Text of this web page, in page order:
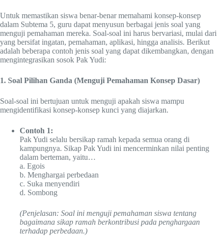
Untuk memastikan siswa benar-benar memahami konsep-konsep
dalam Subtema 5, guru dapat menyusun berbagai jenis soal yang
menguji pemahaman mereka. Soal-soal ini harus bervariasi, mulai dari
yang bersifat ingatan, pemahaman, aplikasi, hingga analisis. Berikut
adalah beberapa contoh jenis soal yang dapat dikembangkan, dengan
mengintegrasikan sosok Pak Yudi:
1. Soal Pilihan Ganda (Menguji Pemahaman Konsep Dasar)
Soal-soal ini bertujuan untuk menguji apakah siswa mampu
mengidentifikasi konsep-konsep kunci yang diajarkan.
Contoh 1:
Pak Yudi selalu bersikap ramah kepada semua orang di
kampungnya. Sikap Pak Yudi ini mencerminkan nilai penting
dalam berteman, yaitu…
a. Egois
b. Menghargai perbedaan
c. Suka menyendiri
d. Sombong
(Penjelasan: Soal ini menguji pemahaman siswa tentang
bagaimana sikap ramah berkontribusi pada penghargaan
terhadap perbedaan.)